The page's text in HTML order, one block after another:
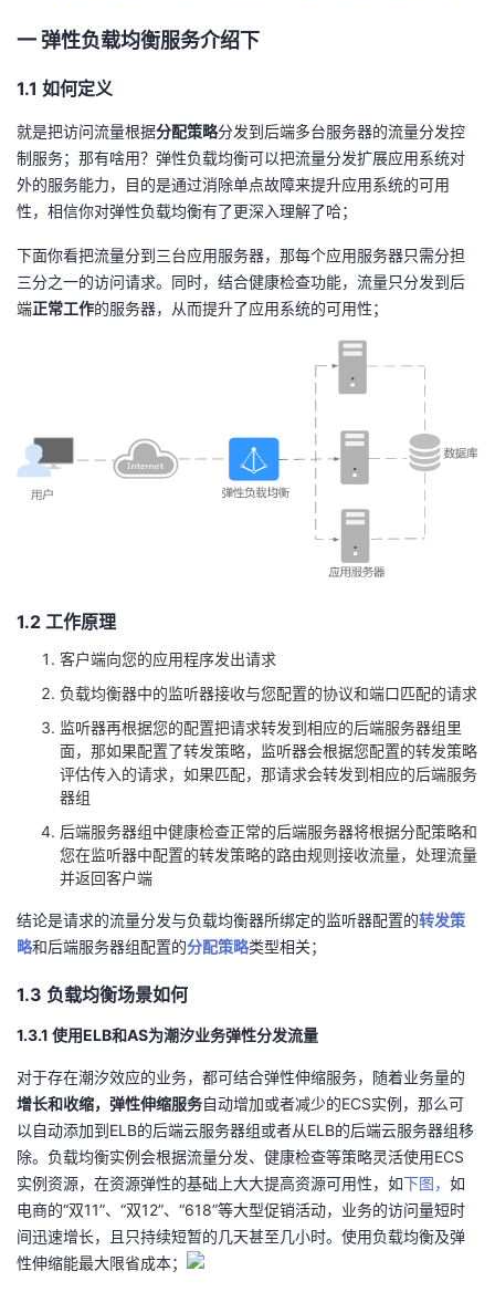
堂
我
课
的
我
藏
我
的
术
我
云
议
一 弹性负载均衡服务介绍下
1.1 如何定义
就是把访问流量根据分配策略分发到后端多台服务器的流量分发控
制服务；那有啥用？弹性负载均衡可以把流量分发扩展应用系统对
外的服务能力，目的是通过消除单点故障来提升应用系统的可用
性，相信你对弹性负载均衡有了更深入理解了哈；
下面你看把流量分到三台应用服务器，那每个应用服务器只需分担
三分之一的访问请求。同时，结合健康检查功能，流量只分发到后
端正常工作的服务器，从而提升了应用系统的可用性；
1.2 工作原理
客户端向您的应用程序发出请求
负载均衡器中的监听器接收与您配置的协议和端口匹配的请求
监听器再根据您的配置把请求转发到相应的后端服务器组里
面，那如果配置了转发策略，监听器会根据您配置的转发策略
评估传入的请求，如果匹配，那请求会转发到相应的后端服务
器组
后端服务器组中健康检查正常的后端服务器将根据分配策略和
您在监听器中配置的转发策略的路由规则接收流量，处理流量
并返回客户端
结论是请求的流量分发与负载均衡器所绑定的监听器配置的转发策
略和后端服务器组配置的分配策略类型相关；
1.3 负载均衡场景如何
1.3.1 使用ELB和AS为潮汐业务弹性分发流量
对于存在潮汐效应的业务，都可结合弹性伸缩服务，随着业务量的
增长和收缩，弹性伸缩服务自动增加或者减少的ECS实例，那么可
以自动添加到ELB的后端云服务器组或者从ELB的后端云服务器组移
除。负载均衡实例会根据流量分发、健康检查等策略灵活使用ECS
实例资源，在资源弹性的基础上大大提高资源可用性，如下图， 如
电商的“双11”、“双12”、“618”等大型促销活动，业务的访问量短时
间迅速增长，且只持续短暂的几天甚至几小时。使用负载均衡及弹
性伸缩能最大限省成本；